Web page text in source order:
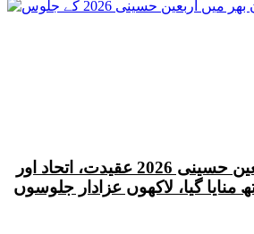
پاکستان بھر میں اربعین حسینی 2026 عقیدت، اتحاد اور
گیا، لاکھوں عزادار جلوسوں